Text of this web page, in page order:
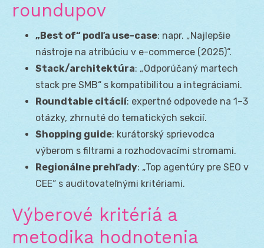
roundupov
„Best of“ podľa use-case: napr. „Najlepšie
nástroje na atribúciu v e-commerce (2025)“.
Stack/architektúra: „Odporúčaný martech
stack pre SMB“ s kompatibilitou a integráciami.
Roundtable citácií: expertné odpovede na 1–3
otázky, zhrnuté do tematických sekcií.
Shopping guide: kurátorský sprievodca
výberom s filtrami a rozhodovacími stromami.
Regionálne prehľady: „Top agentúry pre SEO v
CEE“ s auditovateľnými kritériami.
Výberové kritériá a
metodika hodnotenia